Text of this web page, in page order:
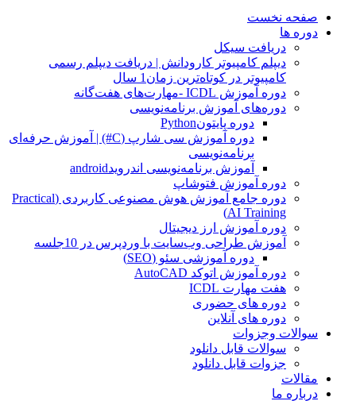
صفحه نخست
دوره ها
دریافت سیکل
دیپلم کامپیوتر کارودانش | دریافت دیپلم رسمی
کامپیوتر در کوتاه‌ترین زمان1 سال
دوره آموزش ICDL -مهارت‌های هفت‌گانه
دوره‌های آموزش برنامه‌نویسی
دوره پایتونPython
دوره آموزش سی شارپ (C#) | آموزش حرفه‌ای
برنامه‌نویسی
آموزش برنامه‌نویسی اندرویدandroid
دوره آموزش فتوشاپ
دوره جامع آموزش هوش مصنوعی کاربردی (Practical
AI Training)
دوره آموزش ارز دیجیتال
آموزش طراحی وب‌سایت با وردپرس در 10جلسه
دوره آموزشی سئو (SEO)
دوره آموزش اتوکد AutoCAD
هفت مهارت ICDL
دوره های حضوری
دوره های آنلاین
سوالات وجزوات
سوالات قابل دانلود
جزوات قابل دانلود
مقالات
درباره ما